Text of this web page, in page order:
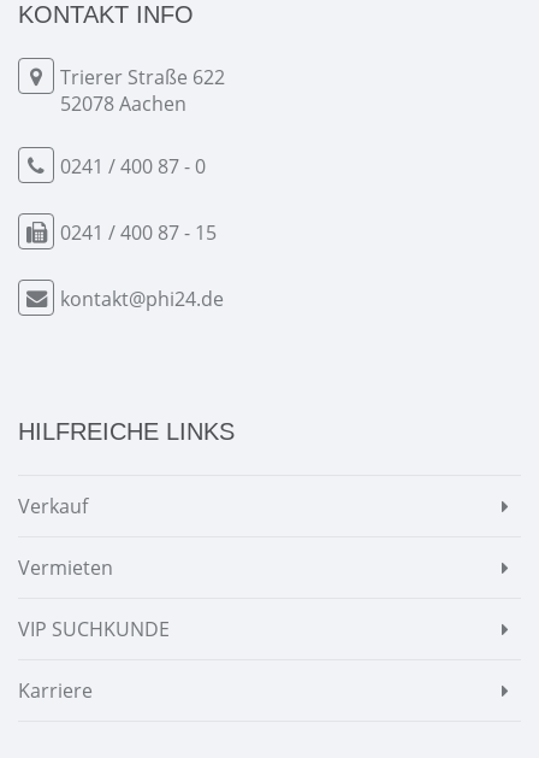
KONTAKT INFO
Trierer Straße 622
52078 Aachen
0241 / 400 87 - 0
0241 / 400 87 - 15
kontakt@phi24.de
HILFREICHE LINKS
Verkauf
Vermieten
VIP SUCHKUNDE
Karriere